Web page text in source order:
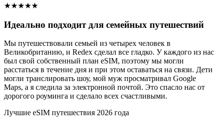
★★★★★
Идеально подходит для семейных путешествий
Мы путешествовали семьей из четырех человек в
Великобританию, и Redex сделал все гладко. У каждого из нас
был свой собственный план eSIM, поэтому мы могли
расстаться в течение дня и при этом оставаться на связи. Дети
могли транслировать шоу, мой муж просматривал Google
Maps, а я следила за электронной почтой. Это спасло нас от
дорогого роуминга и сделало всех счастливыми.
Лучшие eSIM путешествия 2026 года